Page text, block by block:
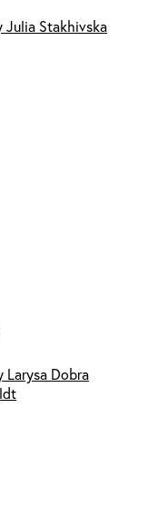
Julia Stakhivska
Larysa Dobra